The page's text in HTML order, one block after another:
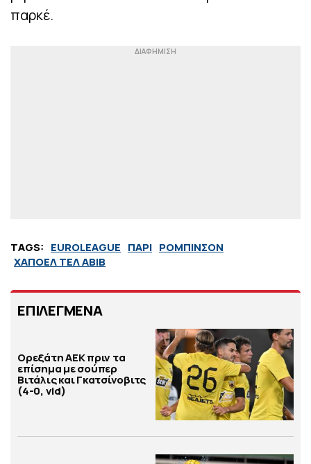
παρκέ.
TAGS: EUROLEAGUE ΠΑΡΙ ΡΟΜΠΙΝΣΟΝ
ΧΑΠΟΕΛ ΤΕΛ ΑΒΙΒ
ΕΠΙΛΕΓΜΕΝΑ
Ορεξάτη ΑΕΚ πριν τα
επίσημα με σούπερ
Βιτάλις και Γκατσίνοβιτς
(4-0, vid)